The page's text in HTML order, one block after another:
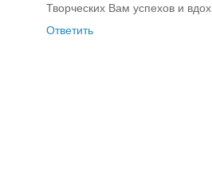
Творческих Вам успехов и
Ответить